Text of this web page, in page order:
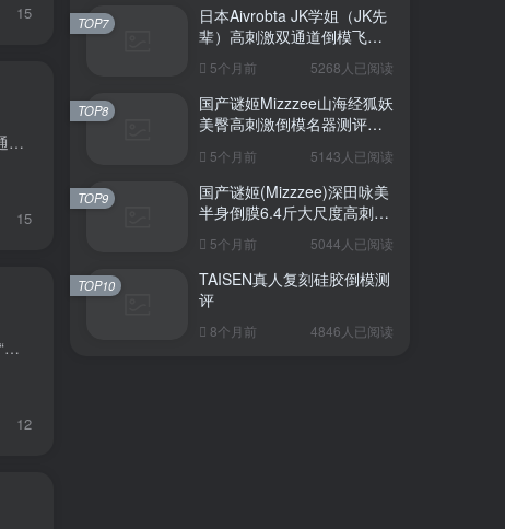
15
“空笑挽歌”是日本老牌厂商Hotpower 2023年推出的旗舰级高刺激款，主打“螺旋+褶皱”复合通道与双重硬度TPE材质。器具大师在仓库拆封第一只时就闻到淡淡奶香——这是Hotpower家招牌润滑油挥发...
15
广州器具大师16年批发&测评经验，今天给绅士们拆台「KAGUYANO菲亚帕帕」——一条把“深腔+强纹”玩到极致的日系高刺激杯。玩杯近千，敢拍胸口：它绝不是新手村装备，却是进阶玩家想“一步到胃”...
12
日本Aivrobta JK学姐（JK先
辈）高刺激双通道倒模飞机
5个月前 5268人已阅读
TOP7
国产谜姬Mizzzee山海经狐妖
美臀高刺激倒模名器测评报
5个月前 5143人已阅读
TOP8
国产谜姬(Mizzzee)深田咏美
半身倒膜6.4斤大尺度高刺激
5个月前 5044人已阅读
TOP9
TAISEN真人复刻硅胶倒模测
评
8个月前 4846人已阅读
TOP10